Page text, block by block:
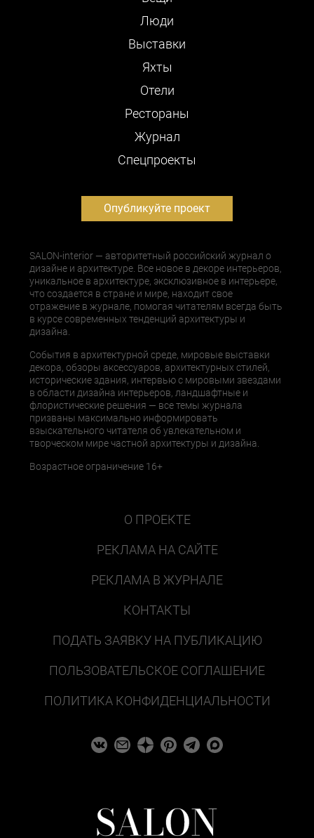
Люди
Выставки
Яхты
Отели
Рестораны
Журнал
Cпецпроекты
Опубликуйте проект
SALON-interior — авторитетный российский журнал о
дизайне и архитектуре. Все новое в декоре интерьеров,
уникальное в архитектуре, эксклюзивное в интерьере,
что создается в стране и мире, находит свое
отражение в журнале, помогая читателям всегда быть
в курсе современных тенденций архитектуры и
дизайна.
События в архитектурной среде, мировые выставки
декора, обзоры аксессуаров, архитектурных стилей,
исторические здания, интервью с мировыми звездами
в области дизайна интерьеров, ландшафтные и
флористические решения — все темы журнала
призваны максимально информировать
взыскательного читателя об увлекательном и
творческом мире частной архитектуры и дизайна.
Возрастное ограничение 16+
О ПРОЕКТЕ
РЕКЛАМА НА САЙТЕ
РЕКЛАМА В ЖУРНАЛЕ
КОНТАКТЫ
ПОДАТЬ ЗАЯВКУ НА ПУБЛИКАЦИЮ
ПОЛЬЗОВАТЕЛЬСКОЕ СОГЛАШЕНИЕ
ПОЛИТИКА КОНФИДЕНЦИАЛЬНОСТИ